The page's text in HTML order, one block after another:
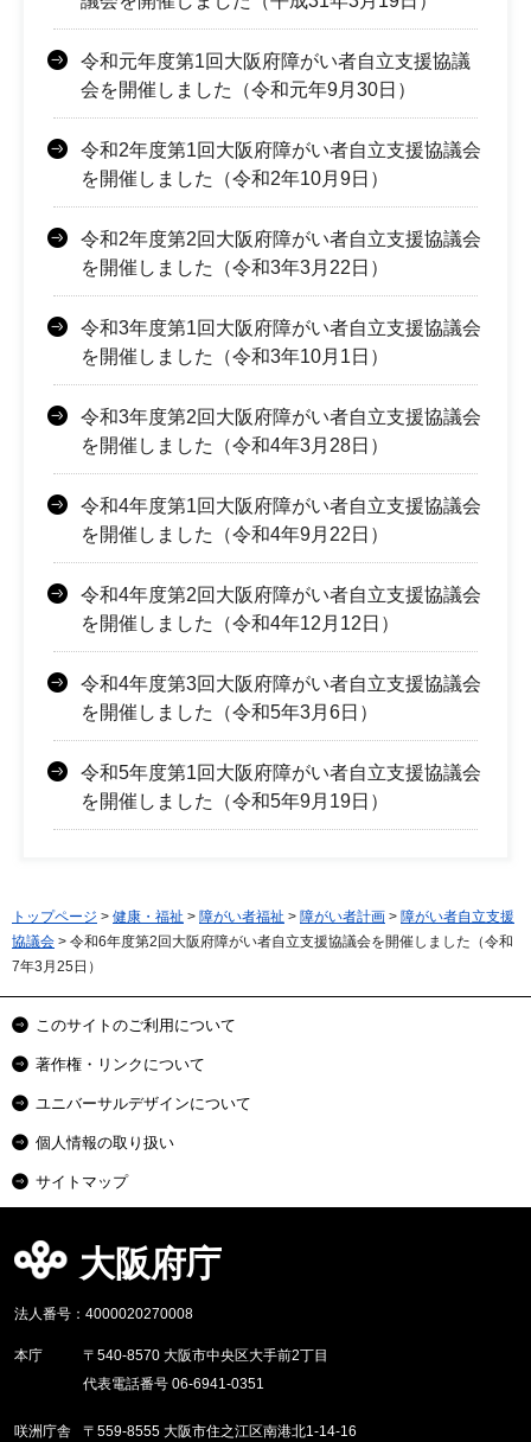
令和元年度第1回大阪府障がい者自立支援協議
会を開催しました（令和元年9月30日）
令和2年度第1回大阪府障がい者自立支援協議会
を開催しました（令和2年10月9日）
令和2年度第2回大阪府障がい者自立支援協議会
を開催しました（令和3年3月22日）
令和3年度第1回大阪府障がい者自立支援協議会
を開催しました（令和3年10月1日）
令和3年度第2回大阪府障がい者自立支援協議会
を開催しました（令和4年3月28日）
令和4年度第1回大阪府障がい者自立支援協議会
を開催しました（令和4年9月22日）
令和4年度第2回大阪府障がい者自立支援協議会
を開催しました（令和4年12月12日）
令和4年度第3回大阪府障がい者自立支援協議会
を開催しました（令和5年3月6日）
令和5年度第1回大阪府障がい者自立支援協議会
を開催しました（令和5年9月19日）
トップページ > 健康・福祉 > 障がい者福祉 > 障がい者計画 > 障がい者自立支援
協議会 > 令和6年度第2回大阪府障がい者自立支援協議会を開催しました（令和
7年3月25日）
このサイトのご利用について
著作権・リンクについて
ユニバーサルデザインについて
個人情報の取り扱い
サイトマップ
大阪府庁
法人番号：4000020270008
本庁
〒540-8570 大阪市中央区大手前2丁目
代表電話番号 06-6941-0351
咲洲庁舎 〒559-8555 大阪市住之江区南港北1-14-16